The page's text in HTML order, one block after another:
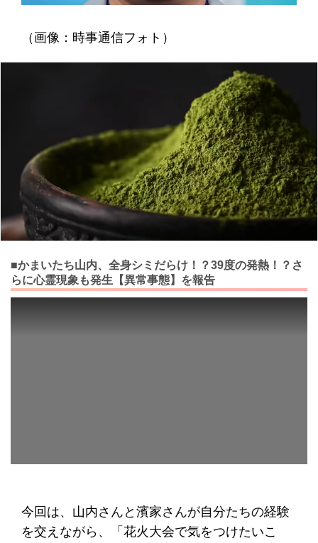
（画像：時事通信フォト）
■かまいたち山内、全身シミだらけ！？39度の発熱！？さ
らに心霊現象も発生【異常事態】を報告
今回は、山内さんと濱家さんが自分たちの経験
を交えながら、「花火大会で気をつけたいこ